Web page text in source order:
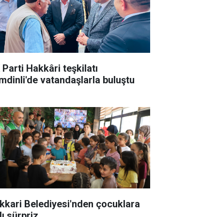
Parti Hakkâri teşkilatı
vatandaşlarla buluştu
Belediyesi'nden çocuklara